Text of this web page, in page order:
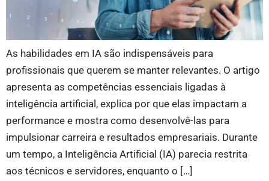
As habilidades em IA são indispensáveis para
profissionais que querem se manter relevantes. O artigo
apresenta as competências essenciais ligadas à
inteligência artificial, explica por que elas impactam a
performance e mostra como desenvolvê-las para
impulsionar carreira e resultados empresariais. Durante
um tempo, a Inteligência Artificial (IA) parecia restrita
aos técnicos e servidores, enquanto o […]